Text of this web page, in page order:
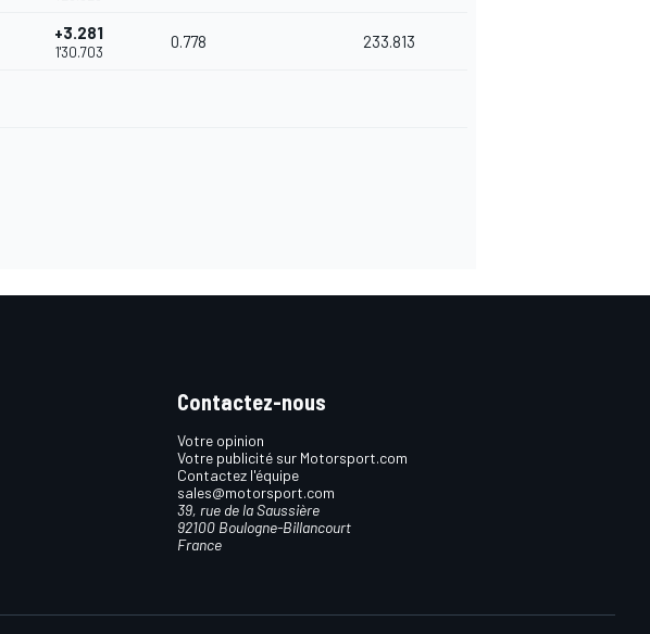
+3.281
1'30.703
0.778 233.813
Contactez-nous
Votre opinion
Votre publicité sur Motorsport.com
Contactez l'équipe
sales@motorsport.com
39, rue de la Saussière
92100 Boulogne-Billancourt
France